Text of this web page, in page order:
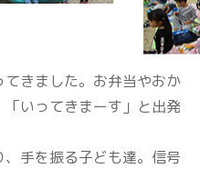
きました。お弁当やおか
いってきまーす」と出発
手を振る子ども達。信号